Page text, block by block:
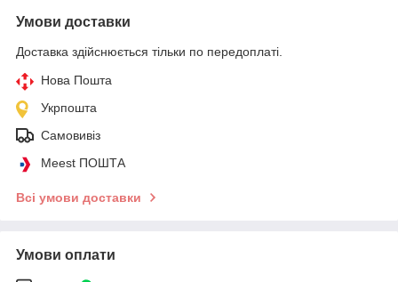
Умови доставки
Доставка здійснюється тільки по передоплаті.
Нова Пошта
Укрпошта
Самовивіз
Meest ПОШТА
Всі умови доставки
Умови оплати